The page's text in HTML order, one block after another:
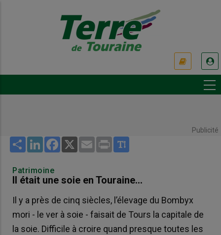
Publicité
Share LinkedInFacebook
X Email Print
Patrimoine
Il était une soie en Touraine...
Il y a près de cinq siècles, l’élevage du Bombyx
mori - le ver à soie - faisait de Tours la capitale de
la soie. Difficile à croire quand presque toutes les